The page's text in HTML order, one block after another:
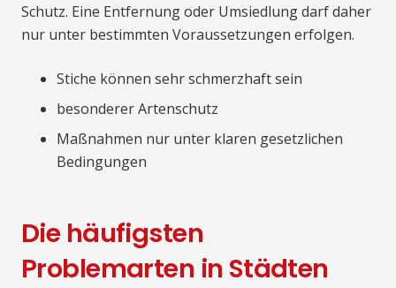
Schutz. Eine Entfernung oder Umsiedlung darf daher
nur unter bestimmten Voraussetzungen erfolgen.
Stiche können sehr schmerzhaft sein
besonderer Artenschutz
Maßnahmen nur unter klaren gesetzlichen
Bedingungen
Die häufigsten
Problemarten in Städten